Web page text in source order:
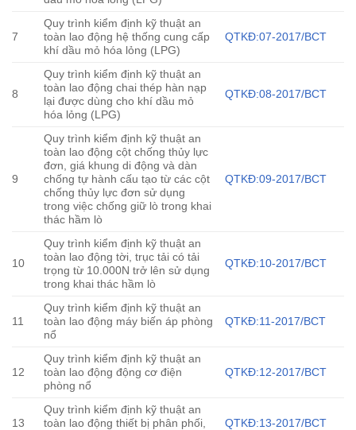
7
Quy trình kiểm định kỹ thuật an
toàn lao động hệ thống cung cấp
khí dầu mỏ hóa lỏng (LPG)
QTKĐ:07-2017/BCT
8
Quy trình kiểm định kỹ thuật an
toàn lao động chai thép hàn nạp
lại được dùng cho khí dầu mỏ
hóa lỏng (LPG)
QTKĐ:08-2017/BCT
9
Quy trình kiểm định kỹ thuật an
toàn lao động cột chống thủy lực
đơn, giá khung di động và dàn
chống tự hành cấu tạo từ các cột
chống thủy lực đơn sử dụng
trong việc chống giữ lò trong khai
thác hầm lò
QTKĐ:09-2017/BCT
10
Quy trình kiểm định kỹ thuật an
toàn lao động tời, trục tải có tải
trọng từ 10.000N trở lên sử dụng
trong khai thác hầm lò
QTKĐ:10-2017/BCT
11
Quy trình kiểm định kỹ thuật an
toàn lao động máy biến áp phòng
nổ
QTKĐ:11-2017/BCT
12
Quy trình kiểm định kỹ thuật an
toàn lao động động cơ điện
phòng nổ
QTKĐ:12-2017/BCT
13
Quy trình kiểm định kỹ thuật an
toàn lao động thiết bị phân phối,
QTKĐ:13-2017/BCT